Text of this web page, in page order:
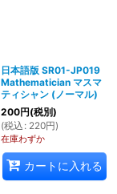
日本語版 SR01-JP019
Mathematician マスマ
ティシャン (ノーマル)
200円(税別)
(税込 : 220円)
在庫わずか
カートに入れる